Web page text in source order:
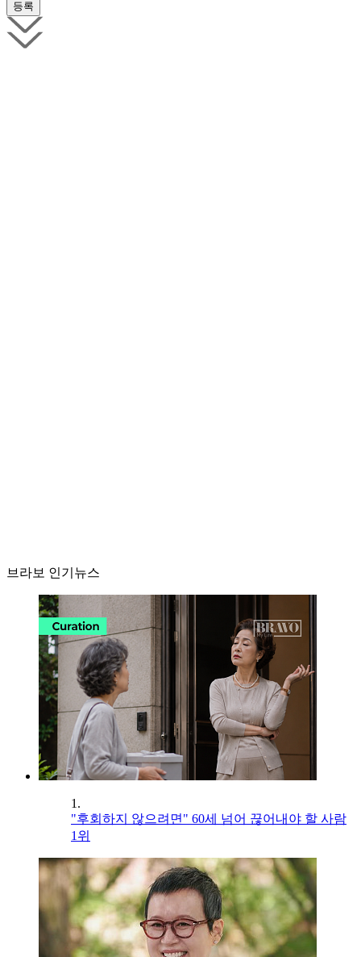
브라보 인기뉴스
1.
"후회하지 않으려면" 60세 넘어 끊어내야 할 사람
1위